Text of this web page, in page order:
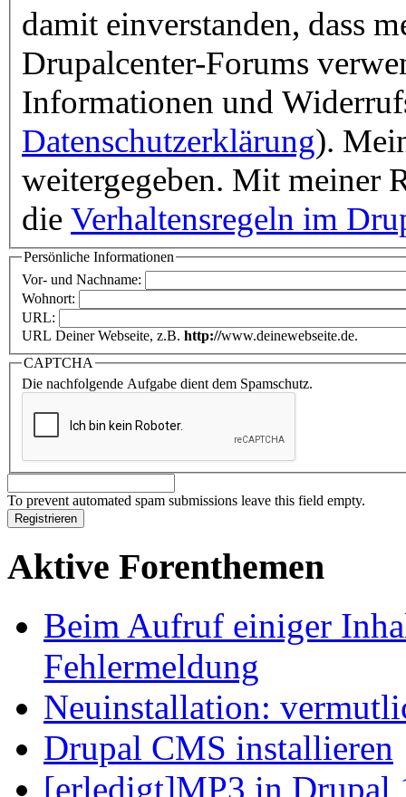
damit einverstanden, dass
Drupalcenter-Forums
Informationen und
Datenschutzerklärung).
weitergegeben. Mit meiner
die Verhaltensregeln im
Persönliche Informationen
Vor- und Nachname:
Wohnort:
URL:
URL Deiner Webseite, z.B. http://www.deinewebseite.de.
CAPTCHA
Die nachfolgende Aufgabe dient dem Spamschutz.
To prevent automated spam submissions leave this field empty.
Aktive Forenthemen
Beim Aufruf einiger
Fehlermeldung
Neuinstallation:
Drupal CMS installieren
[erledigt]MP3 in Drupal